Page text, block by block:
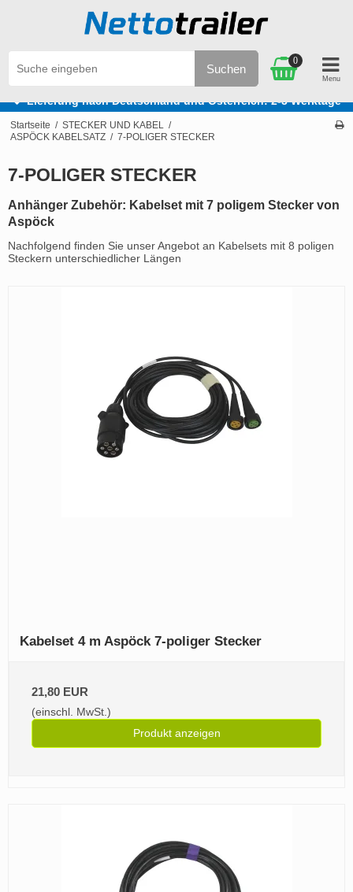
Lieferung nach Deutschland und Österreich: 2-3 Werktage
Suchen
0
Startseite / STECKER UND KABEL /
ASPÖCK KABELSATZ / 7-POLIGER STECKER
7-POLIGER STECKER
Anhänger Zubehör: Kabelset mit 7 poligem Stecker von
Aspöck
Nachfolgend finden Sie unser Angebot an Kabelsets mit 8 poligen
Steckern unterschiedlicher Längen
Kabelset 4 m Aspöck 7-poliger Stecker
21,80 EUR
(einschl. MwSt.)
Produkt anzeigen